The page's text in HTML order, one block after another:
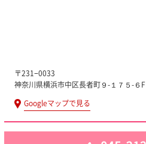
〒231−0033
神奈川県横浜市中区長者町９-１７５-６F
Googleマップで見る